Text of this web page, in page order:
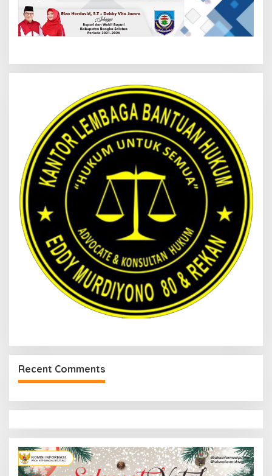
Recent Comments